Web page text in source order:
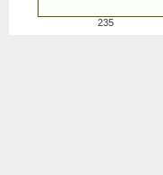
235